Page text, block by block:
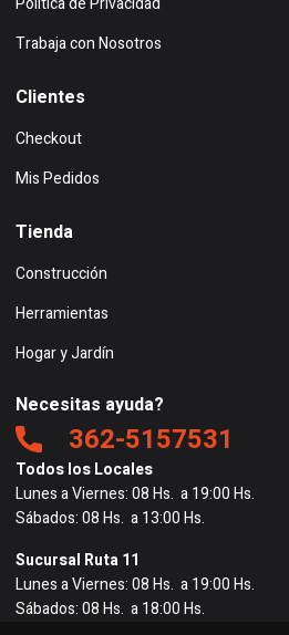
Trabaja con Nosotros
Clientes
Checkout
Mis Pedidos
Tienda
Construcción
Herramientas
Hogar y Jardín
Necesitas ayuda?
362-5157531
Todos los Locales
Lunes a Viernes: 08 Hs. a 19:00 Hs.
Sábados: 08 Hs. a 13:00 Hs.
Sucursal Ruta 11
Lunes a Viernes: 08 Hs. a 19:00 Hs.
Sábados: 08 Hs. a 18:00 Hs.